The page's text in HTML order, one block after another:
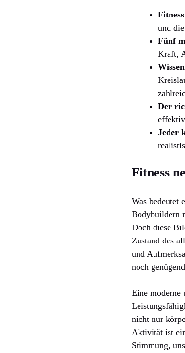
und
Fünf
Kraft,
Der
Jeder
Fitness
Was bedeutet
Bodybuildern
Doch diese
Zustand des
und
noch
Eine moderne
nicht nur
Aktivität ist
Stimmung,